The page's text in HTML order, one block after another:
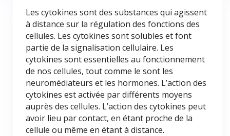
Les cytokines sont des substances qui agissent
à distance sur la régulation des fonctions des
cellules. Les cytokines sont solubles et font
partie de la signalisation cellulaire. Les
cytokines sont essentielles au fonctionnement
de nos cellules, tout comme le sont les
neuromédiateurs et les hormones. L’action des
cytokines est activée par différents moyens
auprès des cellules. L’action des cytokines peut
avoir lieu par contact, en étant proche de la
cellule ou même en étant à distance.